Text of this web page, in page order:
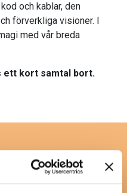
och kablar, den
förverkliga visioner. I
med vår breda
ett kort samtal bort.